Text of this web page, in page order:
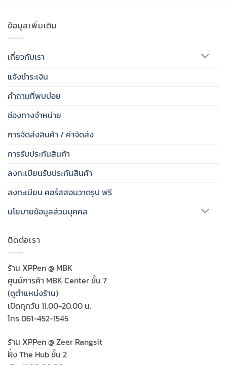
ข้อมูลเพิ่มเติม
เกี่ยวกับเรา
แจ้งชำระเงิน
คำถามที่พบบ่อย
ช่องทางจำหน่าย
การจัดส่งสินค้า / ค่าจัดส่ง
การรับประกันสินค้า
ลงทะเบียนรับประกันสินค้า
ลงทะเบียน คอร์สสอนวาดรูป ฟรี
นโยบายข้อมูลส่วนบุคคล
ติดต่อเรา
ร้าน XPPen @ MBK
ศูนย์การค้า MBK Center ชั้น 7
(ดูตำแหน่งร้าน)
เปิดทุกวัน 11.00-20.00 น.
โทร 061-452-1545
ร้าน XPPen @ Zeer Rangsit
ฝั่ง The Hub ชั้น 2